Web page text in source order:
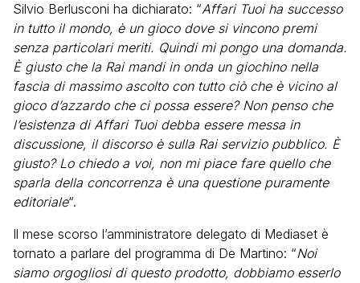
Silvio Berlusconi ha dichiarato: “Affari Tuoi ha successo
in tutto il mondo, è un gioco dove si vincono premi
senza particolari meriti. Quindi mi pongo una domanda.
È giusto che la Rai mandi in onda un giochino nella
fascia di massimo ascolto con tutto ciò che è vicino al
gioco d’azzardo che ci possa essere? Non penso che
l’esistenza di Affari Tuoi debba essere messa in
discussione, il discorso è sulla Rai servizio pubblico. È
giusto? Lo chiedo a voi, non mi piace fare quello che
sparla della concorrenza è una questione puramente
editoriale“.
Il mese scorso l’amministratore delegato di Mediaset è
tornato a parlare del programma di De Martino: “Noi
siamo orgogliosi di questo prodotto, dobbiamo esserlo